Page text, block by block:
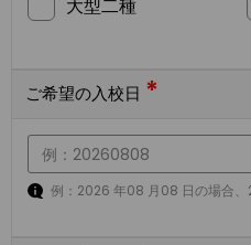
大型二種
ご希望の入校日 *
例：2026 年08 月08 日の場合